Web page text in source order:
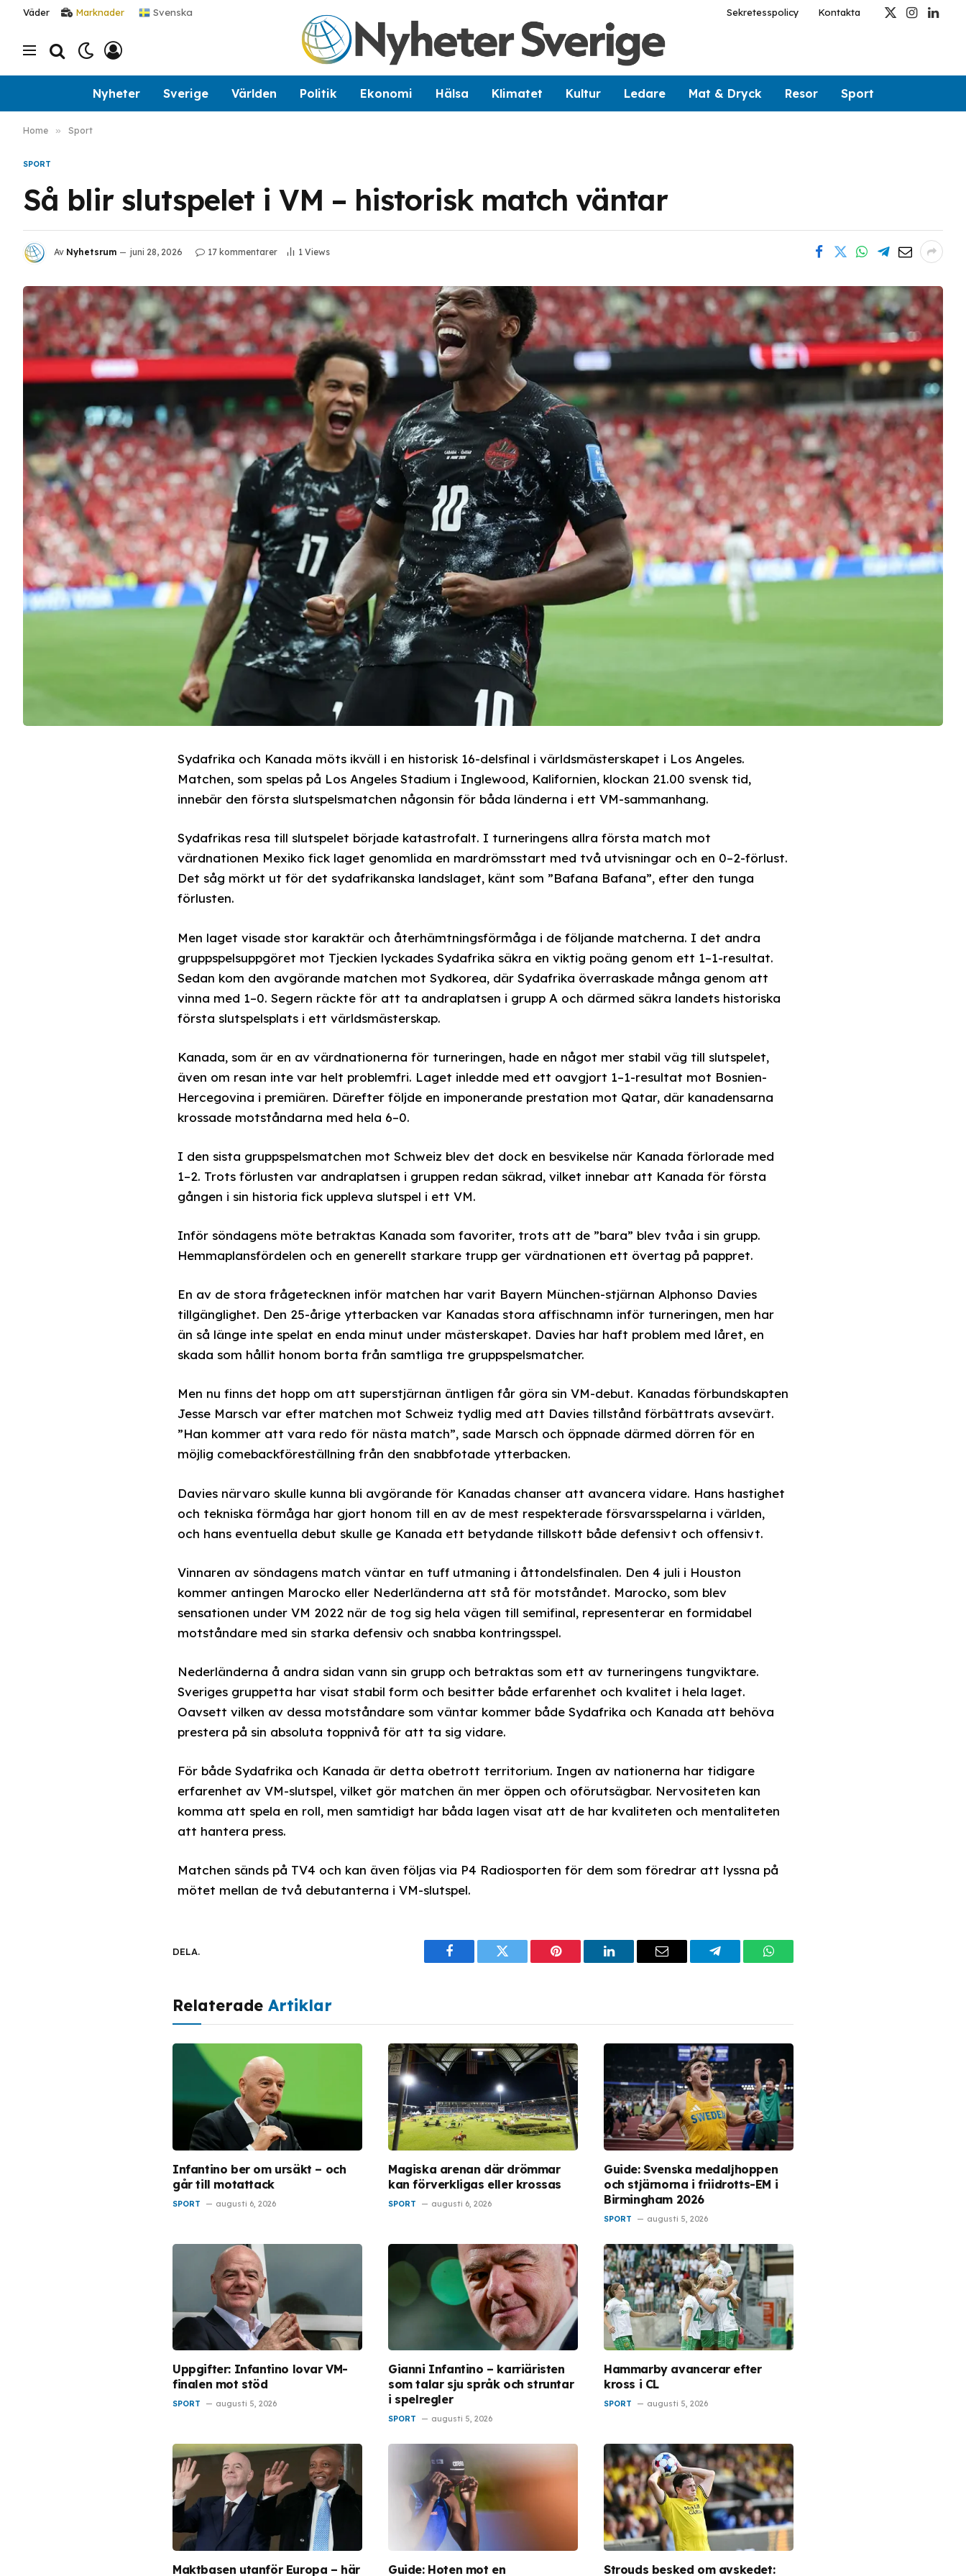
Väder Marknader Svenska Sekretesspolicy Kontakta
X
Instagram
Nyheter Sverige Världen Politik Ekonomi Hälsa Klimatet Kultur Ledare Mat & Dryck Resor Sport
Home » Sport
SPORT
Så blir slutspelet i VM – historisk match väntar
Av Nyhetsrum juni 28, 2026 17 kommentarer 1 Views
Sydafrika och Kanada möts ikväll i en historisk 16-delsfinal i världsmästerskapet i Los Angeles.
Matchen, som spelas på Los Angeles Stadium i Inglewood, Kalifornien, klockan 21.00 svensk tid,
innebär den första slutspelsmatchen någonsin för båda länderna i ett VM-sammanhang.
Sydafrikas resa till slutspelet började katastrofalt. I turneringens allra första match mot
värdnationen Mexiko fick laget genomlida en mardrömsstart med två utvisningar och en 0–2-förlust.
Det såg mörkt ut för det sydafrikanska landslaget, känt som ”Bafana Bafana”, efter den tunga
förlusten.
Men laget visade stor karaktär och återhämtningsförmåga i de följande matcherna. I det andra
gruppspelsuppgöret mot Tjeckien lyckades Sydafrika säkra en viktig poäng genom ett 1–1-resultat.
Sedan kom den avgörande matchen mot Sydkorea, där Sydafrika överraskade många genom att
vinna med 1–0. Segern räckte för att ta andraplatsen i grupp A och därmed säkra landets historiska
första slutspelsplats i ett världsmästerskap.
Kanada, som är en av värdnationerna för turneringen, hade en något mer stabil väg till slutspelet,
även om resan inte var helt problemfri. Laget inledde med ett oavgjort 1–1-resultat mot Bosnien-
Hercegovina i premiären. Därefter följde en imponerande prestation mot Qatar, där kanadensarna
krossade motståndarna med hela 6–0.
I den sista gruppspelsmatchen mot Schweiz blev det dock en besvikelse när Kanada förlorade med
1–2. Trots förlusten var andraplatsen i gruppen redan säkrad, vilket innebar att Kanada för första
gången i sin historia fick uppleva slutspel i ett VM.
Inför söndagens möte betraktas Kanada som favoriter, trots att de ”bara” blev tvåa i sin grupp.
Hemmaplansfördelen och en generellt starkare trupp ger värdnationen ett övertag på pappret.
En av de stora frågetecknen inför matchen har varit Bayern München-stjärnan Alphonso Davies
tillgänglighet. Den 25-årige ytterbacken var Kanadas stora affischnamn inför turneringen, men har
än så länge inte spelat en enda minut under mästerskapet. Davies har haft problem med låret, en
skada som hållit honom borta från samtliga tre gruppspelsmatcher.
Men nu finns det hopp om att superstjärnan äntligen får göra sin VM-debut. Kanadas förbundskapten
Jesse Marsch var efter matchen mot Schweiz tydlig med att Davies tillstånd förbättrats avsevärt.
”Han kommer att vara redo för nästa match”, sade Marsch och öppnade därmed dörren för en
möjlig comebackföreställning från den snabbfotade ytterbacken.
Davies närvaro skulle kunna bli avgörande för Kanadas chanser att avancera vidare. Hans hastighet
och tekniska förmåga har gjort honom till en av de mest respekterade försvarsspelarna i världen,
och hans eventuella debut skulle ge Kanada ett betydande tillskott både defensivt och offensivt.
Vinnaren av söndagens match väntar en tuff utmaning i åttondelsfinalen. Den 4 juli i Houston
kommer antingen Marocko eller Nederländerna att stå för motståndet. Marocko, som blev
sensationen under VM 2022 när de tog sig hela vägen till semifinal, representerar en formidabel
motståndare med sin starka defensiv och snabba kontringsspel.
Nederländerna å andra sidan vann sin grupp och betraktas som ett av turneringens tungviktare.
Sveriges gruppetta har visat stabil form och besitter både erfarenhet och kvalitet i hela laget.
Oavsett vilken av dessa motståndare som väntar kommer både Sydafrika och Kanada att behöva
prestera på sin absoluta toppnivå för att ta sig vidare.
För både Sydafrika och Kanada är detta obetrott territorium. Ingen av nationerna har tidigare
erfarenhet av VM-slutspel, vilket gör matchen än mer öppen och oförutsägbar. Nervositeten kan
komma att spela en roll, men samtidigt har båda lagen visat att de har kvaliteten och mentaliteten
att hantera press.
Matchen sänds på TV4 och kan även följas via P4 Radiosporten för dem som föredrar att lyssna på
mötet mellan de två debutanterna i VM-slutspel.
DELA.
FacebookTwitter PinterestLinkedInEmail TelegramWhatsApp
Relaterade Artiklar
Infantino ber om ursäkt – och
går till motattack
SPORT augusti 6, 2026
Magiska arenan där drömmar
kan förverkligas eller krossas
SPORT augusti 6, 2026
Guide: Svenska medaljhoppen
och stjärnorna i friidrotts-EM i
Birmingham 2026
SPORT augusti 5, 2026
Uppgifter: Infantino lovar VM-
finalen mot stöd
SPORT augusti 5, 2026
Gianni Infantino – karriäristen
som talar sju språk och struntar
i spelregler
SPORT augusti 5, 2026
Hammarby avancerar efter
kross i CL
SPORT augusti 5, 2026
Maktbasen utanför Europa – här Guide: Hoten mot en Strouds besked om avskedet: